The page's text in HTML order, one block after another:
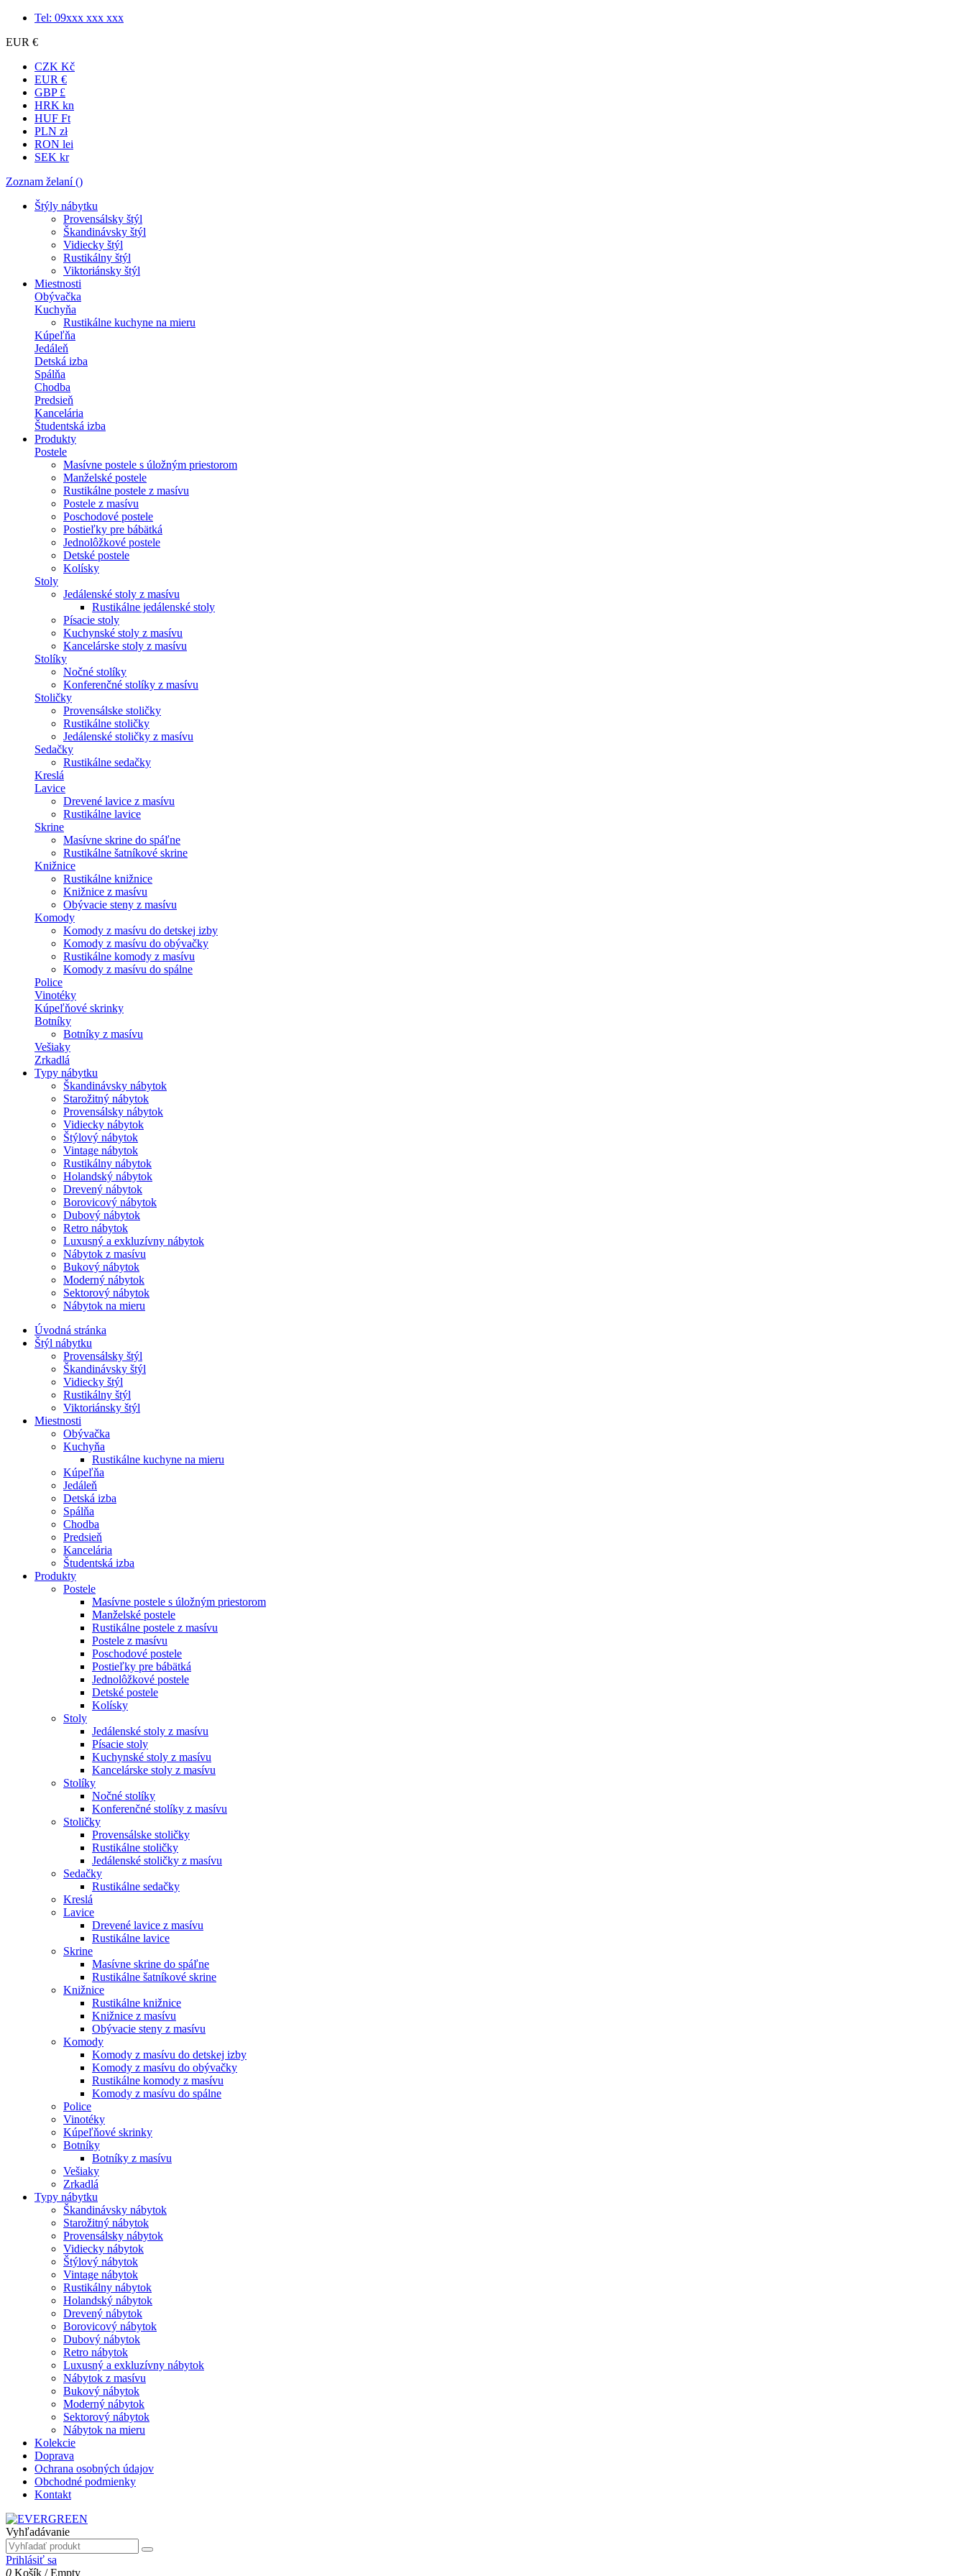
Tel: 09xxx xxx xxx
EUR €
CZK Kč
EUR €
GBP £
HRK kn
HUF Ft
PLN zł
RON lei
SEK kr
Zoznam želaní ()
Štýly nábytku
Provensálsky štýl
Škandinávsky štýl
Vidiecky štýl
Rustikálny štýl
Viktoriánsky štýl
Miestnosti
Obývačka
Kuchyňa
Rustikálne kuchyne na mieru
Kúpeľňa
Jedáleň
Detská izba
Spálňa
Chodba
Predsieň
Kancelária
Študentská izba
Produkty
Postele
Masívne postele s úložným priestorom
Manželské postele
Rustikálne postele z masívu
Postele z masívu
Poschodové postele
Postieľky pre bábätká
Jednolôžkové postele
Detské postele
Kolísky
Stoly
Jedálenské stoly z masívu
Rustikálne jedálenské stoly
Písacie stoly
Kuchynské stoly z masívu
Kancelárske stoly z masívu
Stolíky
Nočné stolíky
Konferenčné stolíky z masívu
Stoličky
Provensálske stoličky
Rustikálne stoličky
Jedálenské stoličky z masívu
Sedačky
Rustikálne sedačky
Kreslá
Lavice
Drevené lavice z masívu
Rustikálne lavice
Skrine
Masívne skrine do spáľne
Rustikálne šatníkové skrine
Knižnice
Rustikálne knižnice
Knižnice z masívu
Obývacie steny z masívu
Komody
Komody z masívu do detskej izby
Komody z masívu do obývačky
Rustikálne komody z masívu
Komody z masívu do spálne
Police
Vinotéky
Kúpeľňové skrinky
Botníky
Botníky z masívu
Vešiaky
Zrkadlá
Typy nábytku
Škandinávsky nábytok
Starožitný nábytok
Provensálsky nábytok
Vidiecky nábytok
Štýlový nábytok
Vintage nábytok
Rustikálny nábytok
Holandský nábytok
Drevený nábytok
Borovicový nábytok
Dubový nábytok
Retro nábytok
Luxusný a exkluzívny nábytok
Nábytok z masívu
Bukový nábytok
Moderný nábytok
Sektorový nábytok
Nábytok na mieru
Úvodná stránka
Štýl nábytku
Provensálsky štýl
Škandinávsky štýl
Vidiecky štýl
Rustikálny štýl
Viktoriánsky štýl
Miestnosti
Obývačka
Kuchyňa
Rustikálne kuchyne na mieru
Kúpeľňa
Jedáleň
Detská izba
Spálňa
Chodba
Predsieň
Kancelária
Študentská izba
Produkty
Postele
Masívne postele s úložným priestorom
Manželské postele
Rustikálne postele z masívu
Postele z masívu
Poschodové postele
Postieľky pre bábätká
Jednolôžkové postele
Detské postele
Kolísky
Stoly
Jedálenské stoly z masívu
Písacie stoly
Kuchynské stoly z masívu
Kancelárske stoly z masívu
Stolíky
Nočné stolíky
Konferenčné stolíky z masívu
Stoličky
Provensálske stoličky
Rustikálne stoličky
Jedálenské stoličky z masívu
Sedačky
Rustikálne sedačky
Kreslá
Lavice
Drevené lavice z masívu
Rustikálne lavice
Skrine
Masívne skrine do spáľne
Rustikálne šatníkové skrine
Knižnice
Rustikálne knižnice
Knižnice z masívu
Obývacie steny z masívu
Komody
Komody z masívu do detskej izby
Komody z masívu do obývačky
Rustikálne komody z masívu
Komody z masívu do spálne
Police
Vinotéky
Kúpeľňové skrinky
Botníky
Botníky z masívu
Vešiaky
Zrkadlá
Typy nábytku
Škandinávsky nábytok
Starožitný nábytok
Provensálsky nábytok
Vidiecky nábytok
Štýlový nábytok
Vintage nábytok
Rustikálny nábytok
Holandský nábytok
Drevený nábytok
Borovicový nábytok
Dubový nábytok
Retro nábytok
Luxusný a exkluzívny nábytok
Nábytok z masívu
Bukový nábytok
Moderný nábytok
Sektorový nábytok
Nábytok na mieru
Kolekcie
Doprava
Ochrana osobných údajov
Obchodné podmienky
Kontakt
Vyhľadávanie
Prihlásiť sa
0 Košík /Empty